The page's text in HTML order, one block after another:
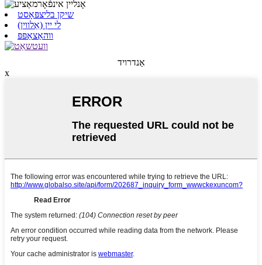
שיקן בליצפּאָסט
לי יין (אַלווין)
ווהאַצאַפּפּ
אַנדרויד
x